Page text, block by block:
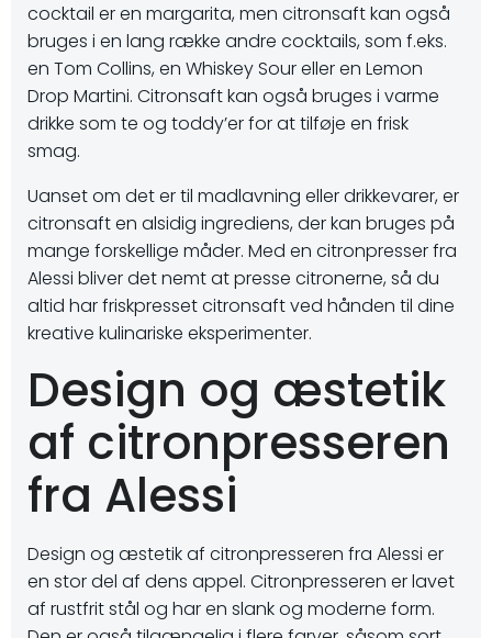
cocktail er en margarita, men citronsaft kan også
bruges i en lang række andre cocktails, som f.eks.
en Tom Collins, en Whiskey Sour eller en Lemon
Drop Martini. Citronsaft kan også bruges i varme
drikke som te og toddy’er for at tilføje en frisk
smag.
Uanset om det er til madlavning eller drikkevarer, er
citronsaft en alsidig ingrediens, der kan bruges på
mange forskellige måder. Med en citronpresser fra
Alessi bliver det nemt at presse citronerne, så du
altid har friskpresset citronsaft ved hånden til dine
kreative kulinariske eksperimenter.
Design og æstetik
af citronpresseren
fra Alessi
Design og æstetik af citronpresseren fra Alessi er
en stor del af dens appel. Citronpresseren er lavet
af rustfrit stål og har en slank og moderne form.